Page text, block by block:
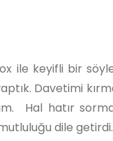
ile keyifli bir
Davetimi
Hal hatır sorma
dile getirdi.